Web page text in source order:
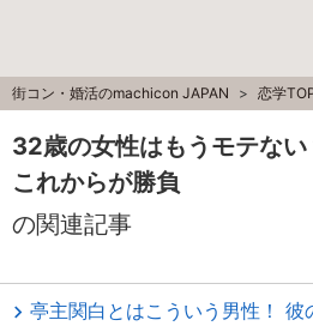
街コン・婚活のmachicon JAPAN 恋学
32歳の女性はもうモテな
これからが勝負
の関連記事
亭主関白とはこういう男性！